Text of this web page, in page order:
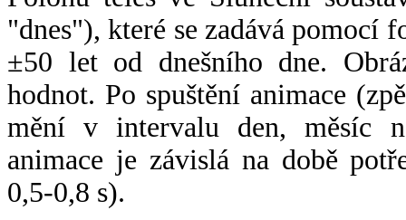
"dnes"), které se zadává pomocí
±50 let od dnešního dne.
hodnot. Po spuštění animace
mění v intervalu den, měsíc
animace je závislá na době
0,5-0,8 s).